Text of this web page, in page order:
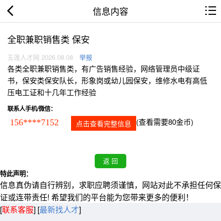
信息内容
全职兼职销售类 保安
五莲人才网 2026.08.08 举报
各类全职兼职销售类，有广告销售经验，网络管理员中级证
书，保安类保安队长，形象岗或幼儿园保安，维修水电有高低
压电工证和十几年工作经验
联系人手机/微信：
156****7152 点击查看完整信息 (查看需要80金币)
特此声明：
信息真伪请自行辨别，求职应聘须谨慎，网站对此不承担任何保
证或连带责任! 希望我们的平台能为您带来更多的便利！
[联系客服] [最新找人才]